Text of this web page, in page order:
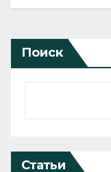
Поиск
Статьи